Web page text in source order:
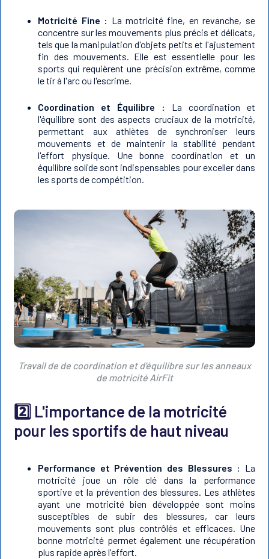
Motricité Fine : La motricité fine, en revanche, se
concentre sur les mouvements plus précis et délicats,
tels que la manipulation d'objets petits et l'ajustement
fin des mouvements. Elle est essentielle pour les
sports qui requièrent une précision extrême, comme
le tir à l'arc ou l'escrime.
Coordination et Équilibre : La coordination et
l'équilibre sont des aspects cruciaux de la motricité,
permettant aux athlètes de synchroniser leurs
mouvements et de maintenir la stabilité pendant
l'effort physique. Une bonne coordination et un
équilibre solide sont indispensables pour exceller dans
les sports de compétition.
Travail de de coordination et d'équilibre sur les anneaux
de motricité AirFit
2️⃣ L'importance de la motricité
pour les sportifs de haut niveau
Performance et Prévention des Blessures : La
motricité joue un rôle clé dans la performance
sportive et la prévention des blessures. Les athlètes
ayant une motricité bien développée sont moins
susceptibles de subir des blessures, car leurs
mouvements sont plus contrôlés et efficaces. Une
bonne motricité permet également une récupération
plus rapide après l'effort.